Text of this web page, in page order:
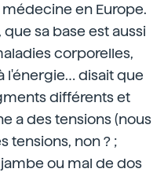
médecine en Europe.
sa base est aussi
corporelles,
l'énergie… disait que
différents et
a des tensions (nous
tensions, non ? ;
ou mal de dos